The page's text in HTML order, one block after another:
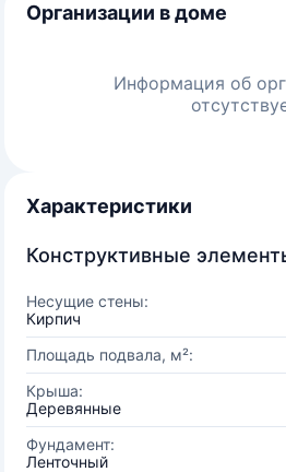
Организации в доме
Информация об
Характеристики
Конструктивные
Несущие стены:
Кирпич
Площадь подвала, м²:
Крыша:
Деревянные
Фундамент:
Ленточный